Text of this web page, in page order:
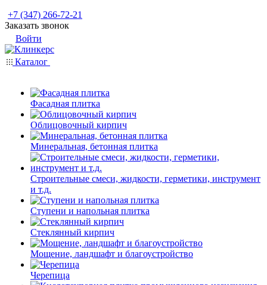
+7 (347) 266-72-21
Заказать звонок
Войти
Каталог
Фасадная плитка
Облицовочный кирпич
Минеральная, бетонная плитка
Строительные смеси, жидкости, герметики, инструмент
и т.д.
Ступени и напольная плитка
Cтеклянный кирпич
Мощение, ландшафт и благоустройство
Черепица